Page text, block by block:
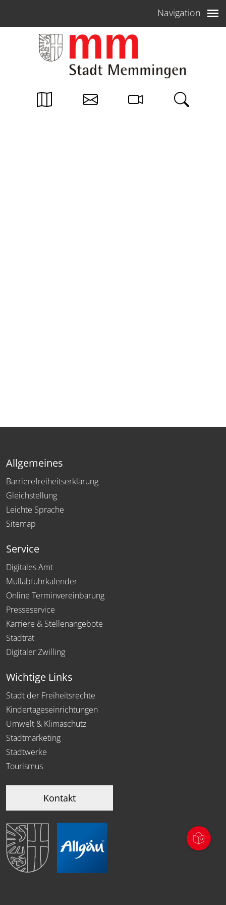
Navigation
Allgemeines
Barrierefreiheitserklärung
Gleichstellung
Leichte Sprache
Sitemap
Service
Digitales Amt
Müllabfuhrkalender
Online Terminvereinbarung
Presseservice
Karriere & Stellenangebote
Stadtrat
Digitaler Zwilling
Wichtige Links
Stadt der Freiheitsrechte
Kindertageseinrichtungen
Umwelt & Klimaschutz
Stadtmarketing
Stadtwerke
Tourismus
Kontakt